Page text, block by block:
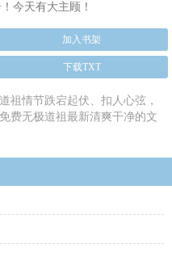
今天有大主顾！
加入书架
下载TXT
祖情节跌宕起伏、扣人心弦，
费无极道祖最新清爽干净的文